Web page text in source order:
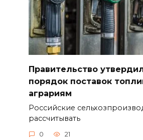
Правительство
порядок поставок
аграриям
Российские
рассчитывать
0 21